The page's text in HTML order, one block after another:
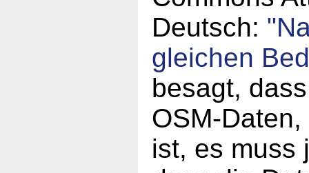
Deutsch:
gleichen
besagt,
OSM-
ist, es muss